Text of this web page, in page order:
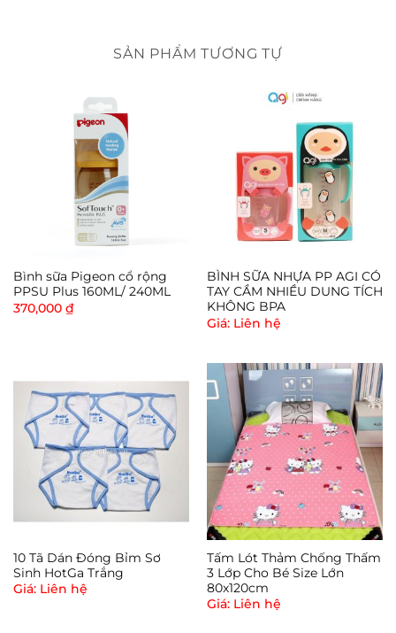
Cấu tạo chất vải thông hơi, thoáng khí, chất liệu
Áo lót cho mẹ bầu và cho con bú sau sinh , chất vải
cotton mềm mại thấm hút rất tốt , thông thoáng
khi sử dụng .độ co dãn đàn hồi cao .vì các mẹ bầu
ngực sẽ to ra nên các mẹ mua tăng 1-2size khi chưa
– Size 38 (B85) – Vòng ngực 94-100cm – Cân nặng
tham khảo 45-55 kg
– Size 40 (B90) – Vòng ngực 100-108cm – Cân nặng
tham khảo 55-68kg
– Size 42 (B95) – Vòng ngực 108-115cm – Cân nặng
tham khảo 68-75kg.
SẢN PHẨM TƯƠNG TỰ
Bình sữa Pigeon cổ rộng
PPSU Plus 160ML/ 240ML
370,000 ₫
BÌNH SỮA NHỰA PP AGI CÓ
TAY CẦM NHIỀU DUNG TÍCH
KHÔNG BPA
Giá: Liên hệ
10 Tã Dán Đóng Bỉm Sơ
Sinh HotGa Trắng
Giá: Liên hệ
Tấm Lót Thảm Chống Thấm
3 Lớp Cho Bé Size Lớn
80x120cm
Giá: Liên hệ